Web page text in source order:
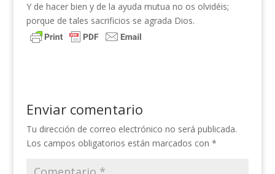
Y de hacer bien y de la ayuda mutua no os olvidéis;
porque de tales sacrificios se agrada Dios.
Enviar comentario
Tu dirección de correo electrónico no será publicada.
Los campos obligatorios están marcados con *